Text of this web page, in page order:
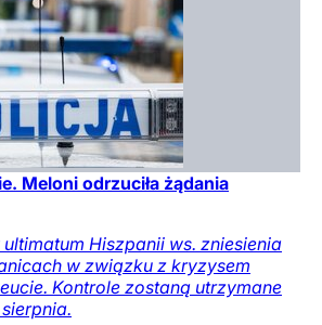
Meloni odrzuciła żądania
ultimatum Hiszpanii ws. zniesienia
w związku z kryzysem
Kontrole zostaną utrzymane